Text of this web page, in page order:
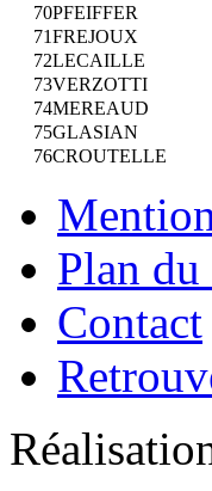
70PFEIFFER
71FREJOUX
72LECAILLE
73VERZOTTI
74MEREAUD
75GLASIAN
76CROUTELLE
Plan du
Contact